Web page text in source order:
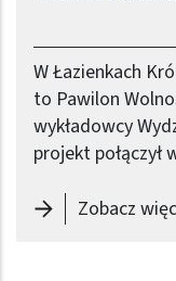
W Łazienkach
to Pawilon
wykładowcy
projekt
Zobacz